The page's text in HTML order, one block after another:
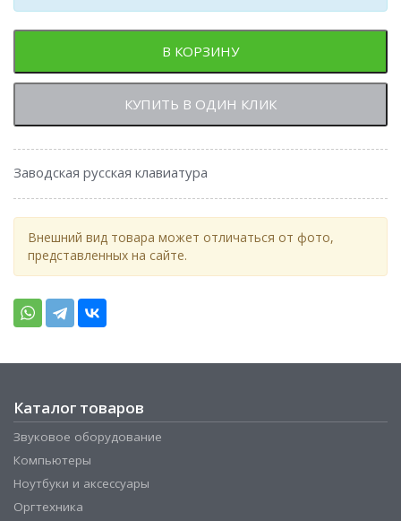
В КОРЗИНУ
КУПИТЬ В ОДИН КЛИК
Заводская русская клавиатура
Внешний вид товара может отличаться от фото,
представленных на сайте.
Каталог товаров
Звуковое оборудование
Компьютеры
Ноутбуки и аксессуары
Оргтехника